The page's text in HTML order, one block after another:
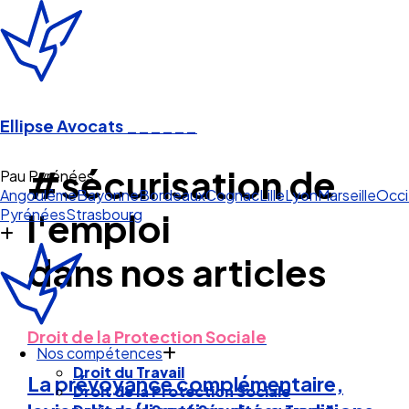
Ellipse Avocats
Pau Pyrénées
AngoulêmeBayonneBordeauxCognacLilleLyonMarseille
PyrénéesStrasbourg
Nos compétences
Droit du Travail
Droit de la Protection Sociale
#sécurisation de
l'emploi
dans nos articles
Droit de la Protection Sociale
La prévoyance complémentaire,